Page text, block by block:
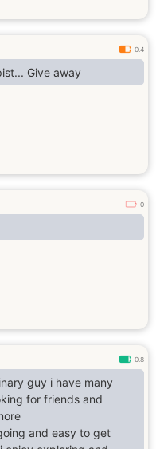
0.4
Give away
0
0.8
guy i have many
for friends and
and easy to get